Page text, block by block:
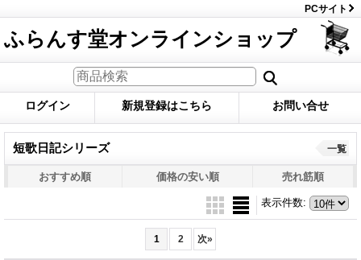
PCサイト
ふらんす堂オンラインショップ
ログイン 新規登録はこちら お問い合せ
短歌日記シリーズ 一覧
おすすめ順 価格の安い順 売れ筋順
表示件数:
1 2 次»